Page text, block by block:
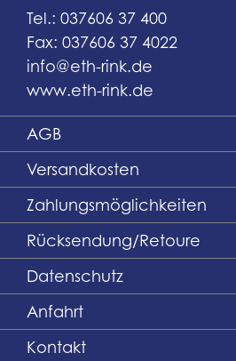
Tel.: 037606 37 400
Fax: 037606 37 4022
info@eth-rink.de
www.eth-rink.de
Versandkosten
Zahlungsmöglichkeiten
Rücksendung/Retoure
AGB
Datenschutz
Anfahrt
Kontakt